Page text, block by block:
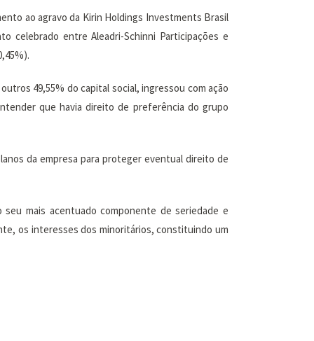
ao agravo da Kirin Holdings Investments Brasil
celebrado entre Aleadri-Schinni Participações e
49,55% do capital social, ingressou com ação
que havia direito de preferência do grupo
da empresa para proteger eventual direito de
mais acentuado componente de seriedade e
os interesses dos minoritários, constituindo um